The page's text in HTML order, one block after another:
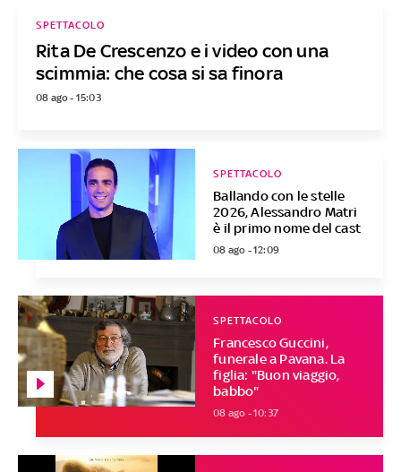
Rita De Crescenzo e i video con una
scimmia: che cosa si sa finora
SPETTACOLO
08 ago - 15:03
Ballando con le stelle
2026, Alessandro Matri
è il primo nome del cast
SPETTACOLO
08 ago - 12:09
Francesco Guccini,
funerale a Pavana. La
figlia: "Buon viaggio,
babbo"
SPETTACOLO
08 ago - 10:37